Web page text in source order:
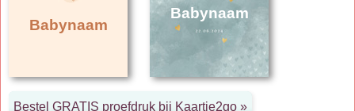
Babynaam
Babynaam